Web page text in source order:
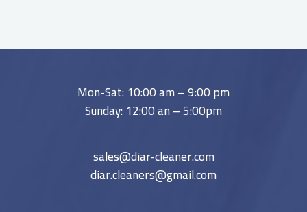
Mon-Sat: 10:00 am – 9:00 pm
Sunday: 12:00 an – 5:00pm
sales@diar-cleaner.com
diar.cleaners@gmail.com